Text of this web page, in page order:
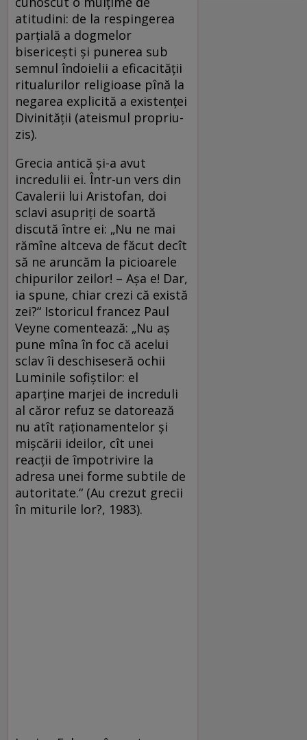
atitudini: de la respingerea
parțială a dogmelor
bisericești și punerea sub
semnul îndoielii a eficacității
ritualurilor religioase pînă la
negarea explicită a existenței
Divinității (ateismul propriu-
zis).
Grecia antică și-a avut
incredulii ei. Într-un vers din
Cavalerii lui Aristofan, doi
sclavi asupriți de soartă
discută între ei: „Nu ne mai
rămîne altceva de făcut decît
să ne aruncăm la picioarele
chipurilor zeilor! – Așa e! Dar,
ia spune, chiar crezi că există
zei?“ Istoricul francez Paul
Veyne comentează: „Nu aș
pune mîna în foc că acelui
sclav îi deschiseseră ochii
Luminile sofiștilor: el
aparține marjei de increduli
al căror refuz se datorează
nu atît raționamentelor și
mișcării ideilor, cît unei
reacții de împotrivire la
adresa unei forme subtile de
autoritate.“ (Au crezut grecii
în miturile lor?, 1983).